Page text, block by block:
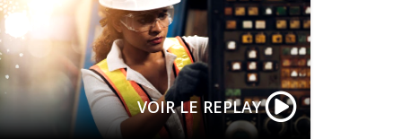
VOIR LE REPLAY